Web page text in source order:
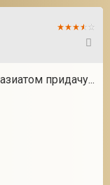
придачу...